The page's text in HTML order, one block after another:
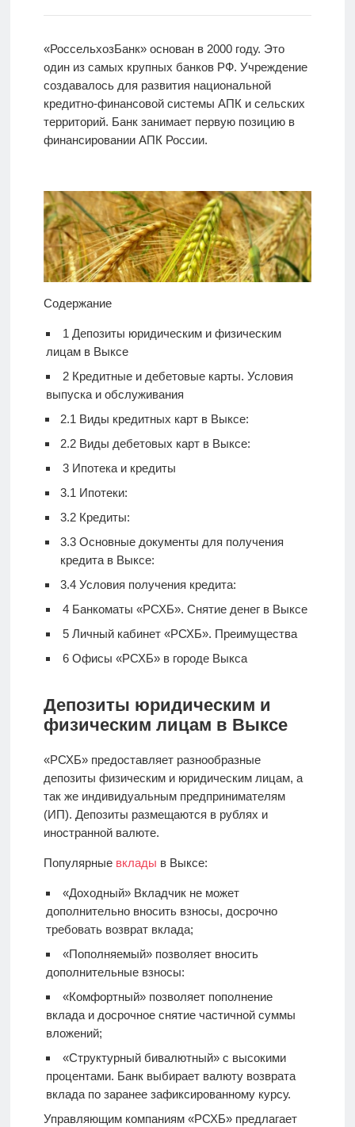
«РоссельхозБанк» основан в 2000 году. Это
один из самых крупных банков РФ. Учреждение
создавалось для развития национальной
кредитно-финансовой системы АПК и сельских
территорий. Банк занимает первую позицию в
финансировании АПК России.
Содержание
1 Депозиты юридическим и физическим
лицам в Выксе
2Кредитные и дебетовые карты. Условия
выпуска и обслуживания
2.1 Виды кредитных карт в Выксе:
2.2Виды дебетовых карт в Выксе:
3Ипотека и кредиты
3.1 Ипотеки:
3.2Кредиты:
3.3Основные документы для получения
кредита в Выксе:
3.4Условия получения кредита:
4Банкоматы «РСХБ». Снятие денег в Выксе
5Личный кабинет «РСХБ». Преимущества
6Офисы «РСХБ» в городе Выкса
Депозиты юридическим и
физическим лицам в Выксе
«РСХБ» предоставляет разнообразные
депозиты физическим и юридическим лицам, а
так же индивидуальным предпринимателям
(ИП). Депозиты размещаются в рублях и
иностранной валюте.
Популярные вклады в Выксе:
«Доходный» Вкладчик не может
дополнительно вносить взносы, досрочно
требовать возврат вклада;
«Пополняемый» позволяет вносить
дополнительные взносы:
«Комфортный» позволяет пополнение
вклада и досрочное снятие частичной суммы
вложений;
«Структурный бивалютный» с высокими
процентами. Банк выбирает валюту возврата
вклада по заранее зафиксированному курсу.
Управляющим компаниям «РСХБ» предлагает